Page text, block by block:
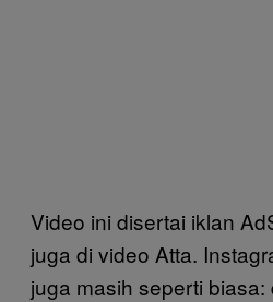
Video ini disertai iklan
juga di video Atta.
juga masih seperti